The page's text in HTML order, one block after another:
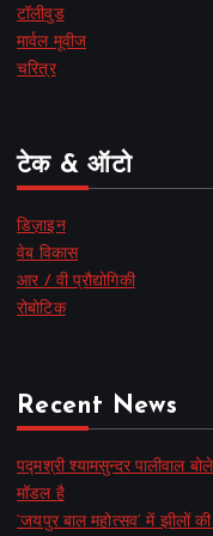
टॉलीवुड
मार्वल मूवीज
चरित्र
टेक & ऑटो
डिज़ाइन
वेब विकास
आर / वी प्रौद्योगिकी
रोबोटिक
Recent News
पद्मश्री श्यामसुन्दर पालीवाल
मॉडल है
‘जयपुर बाल महोत्सव’ में झीलों